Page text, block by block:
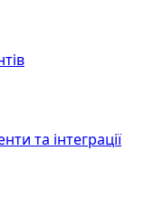
та інтеграції